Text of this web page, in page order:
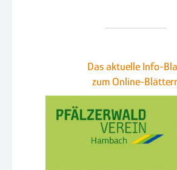
Das aktuelle Info-
zum Online-